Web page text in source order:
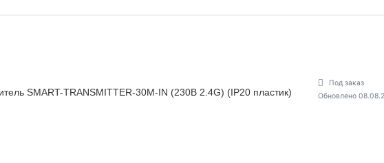
SMART-TRANSMITTER-30M-IN (230В 2.4G) (IP20 пластик)
Под заказ
Обновлено